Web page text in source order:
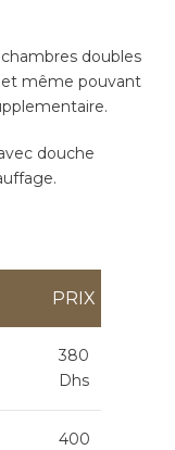
doubles
et même pouvant
douche
PRIX
380
Dhs
400